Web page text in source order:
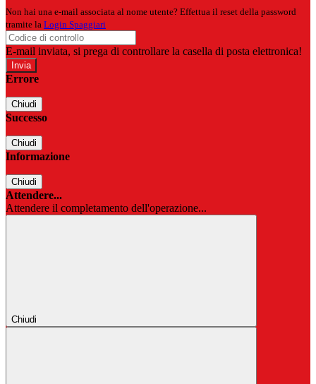
Non hai una e-mail associata al nome utente? Effettua il reset della password
tramite la Login Spaggiari
E-mail inviata, si prega di controllare la casella di posta elettronica!
Errore
Chiudi
Successo
Chiudi
Informazione
Chiudi
Attendere...
Attendere il completamento dell'operazione...
Chiudi